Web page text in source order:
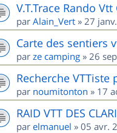
V.T.Trace Rando
par Alain_Vert » 27
Carte des sentiers
par ze camping » 26
Recherche VTTiste
par noumitonton » 17
RAID VTT DES
par elmanuel » 05 avr.